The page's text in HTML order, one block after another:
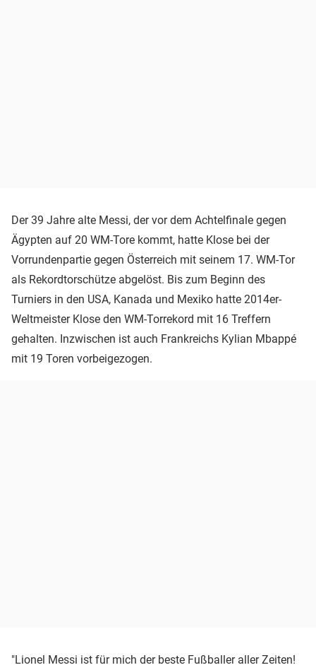
Der 39 Jahre alte Messi, der vor dem Achtelfinale gegen
Ägypten auf 20 WM-Tore kommt, hatte Klose bei der
Vorrundenpartie gegen Österreich mit seinem 17. WM-Tor
als Rekordtorschütze abgelöst. Bis zum Beginn des
Turniers in den USA, Kanada und Mexiko hatte 2014er-
Weltmeister Klose den WM-Torrekord mit 16 Treffern
gehalten. Inzwischen ist auch Frankreichs Kylian Mbappé
mit 19 Toren vorbeigezogen.
"Lionel Messi ist für mich der beste Fußballer aller Zeiten!